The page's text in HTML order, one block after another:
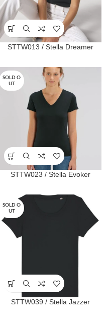
STTW013 / Stella Dreamer
SOLD O
UT
STTW023 / Stella Evoker
SOLD O
UT
STTW039 / Stella Jazzer